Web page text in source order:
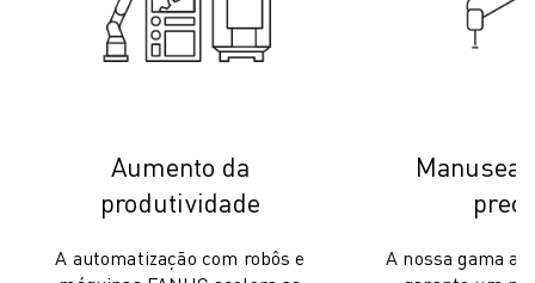
Aumento da
produtividade
A automatização com robôs e
A nossa gama